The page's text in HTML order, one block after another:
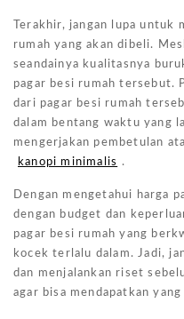
Terakhir, jangan lupa untuk
rumah yang akan dibeli.
seandainya kualitasnya
pagar besi rumah tersebut.
dari pagar besi rumah
dalam bentang waktu yang
mengerjakan pembetulan
kanopi minimalis .
Dengan mengetahui harga
dengan budget dan
pagar besi rumah yang
kocek terlalu dalam. Jadi,
dan menjalankan riset
agar bisa mendapatkan